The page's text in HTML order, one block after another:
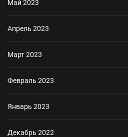
Май 2023
Апрель 2023
Март 2023
Февраль 2023
Январь 2023
Декабрь 2022